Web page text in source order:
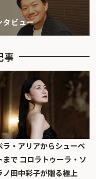
タビュー
事
ラ・アリアからシューベ
まで コロラトゥーラ・ソ
ノ田中彩子が贈る極上